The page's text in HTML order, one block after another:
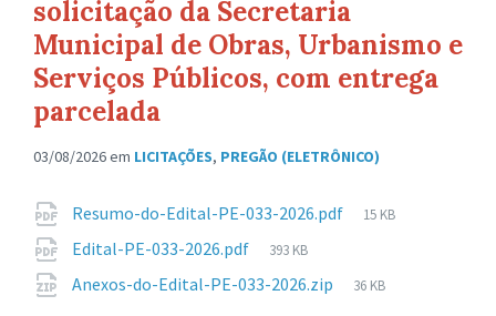
solicitação da Secretaria
Municipal de Obras, Urbanismo e
Serviços Públicos, com entrega
parcelada
03/08/2026em LICITAÇÕES, PREGÃO (ELETRÔNICO)
Anexos
Resumo-do-Edital-PE-033-2026.pdf
Tamanho
15 KB
Edital-PE-033-2026.pdf
Tamanho
arquivo:
393 KB
Anexos-do-Edital-PE-033-2026.zip
Tamanho
36 KB